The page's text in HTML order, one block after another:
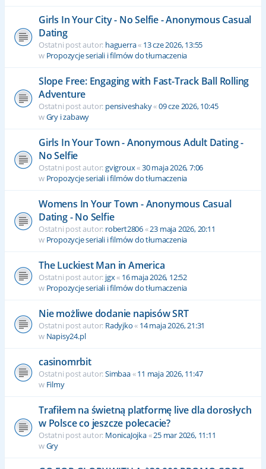
Girls In Your City - No Selfie - Anonymous Casual
Dating
Ostatni post autor: haguerra« 13 cze 2026, 13:55
w Propozycje seriali i filmów do tłumaczenia
Slope Free: Engaging with Fast-Track Ball Rolling
Adventure
Ostatni post autor: pensiveshaky«09 cze 2026, 10:45
wGry i zabawy
Girls In Your Town - Anonymous Adult Dating -
No Selfie
Ostatni post autor:gvigroux«30 maja 2026, 7:06
w Propozycje seriali i filmów do tłumaczenia
Womens In Your Town - Anonymous Casual
Dating - No Selfie
Ostatni post autor: robert2806«23 maja 2026, 20:11
w Propozycje seriali i filmów do tłumaczenia
The Luckiest Man in America
Ostatni post autor: jgx« 16 maja 2026, 12:52
w Propozycje seriali i filmów do tłumaczenia
Nie możliwe dodanie napisów SRT
Ostatni post autor: Radyjko« 14 maja 2026, 21:31
w Napisy24.pl
casinomrbit
Ostatni post autor:Simbaa«11 maja 2026, 11:47
w Filmy
Trafiłem na świetną platformę live dla dorosłych
w Polsce co jeszcze polecacie?
Ostatni post autor: MonicaJojka«25 mar 2026, 11:11
wGry